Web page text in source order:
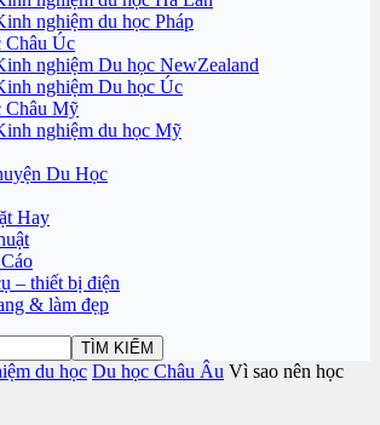
nghiệm du học Pháp
Châu Úc
nghiệm Du học NewZealand
nghiệm Du học Úc
Châu Mỹ
nghiệm du học Mỹ
Du Học
Hay
– thiết bị điện
& làm đẹp
du học Du học Châu Âu Vì sao nên học